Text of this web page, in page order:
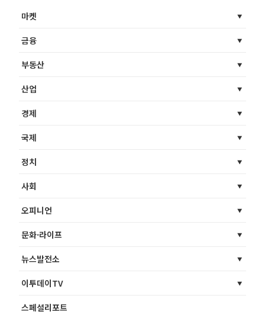
마켓
금융
부동산
산업
경제
국제
정치
사회
오피니언
문화·라이프
뉴스발전소
이투데이TV
스페셜리포트